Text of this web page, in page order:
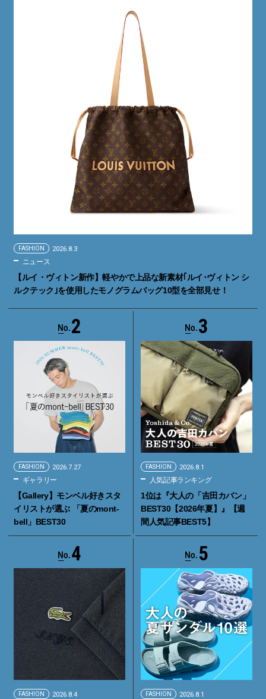
FASHION 2026.8.3
ニュース
【ルイ・ヴィトン新作】軽やかで上品な新素材｢ルイ･ヴィトン シ
ルクテック｣を使用したモノグラムバッグ10型を全部見せ！
2
FASHION 2026.7.27
ギャラリー
【Gallery】モンベル好きスタ
イリストが選ぶ 「夏のmont-
bell」BEST30
3
FASHION 2026.8.1
人気記事ランキング
1位は『大人の「吉田カバン」
BEST30【2026年夏】』【週
間人気記事BEST5】
4
FASHION 2026.8.4
5
FASHION 2026.8.1